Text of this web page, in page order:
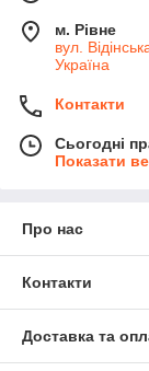
м. Рівне
вул.
Україна
Контакти
Сьогодні
Показати
Про нас
Контакти
Доставка та